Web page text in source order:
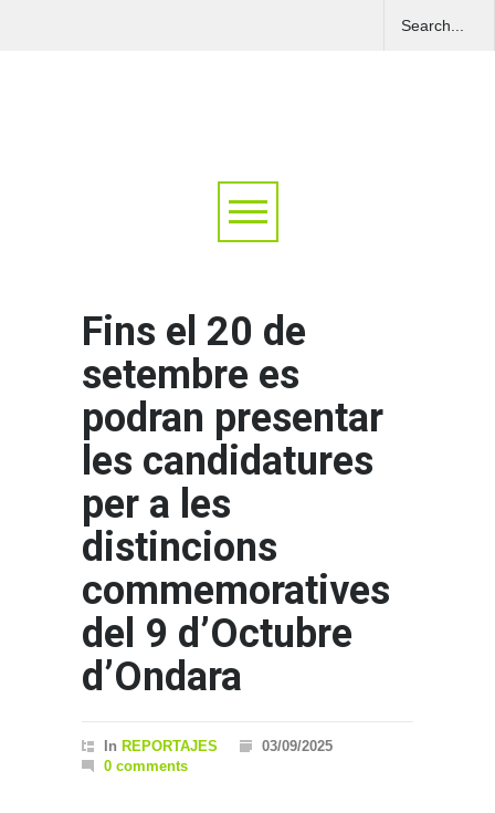
Fins el 20 de
setembre es
podran presentar
les candidatures
per a les
distincions
commemoratives
del 9 d’Octubre
d’Ondara
In REPORTAJES
03/09/2025
0 comments